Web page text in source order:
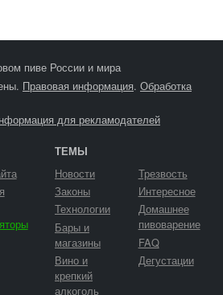
пиве России и мира
Правовая информация. Обработка
для рекламодателей
ТЕМЫ
Новости
Законы
Технологии
Бары и
магазины
Вино и
крепкий
алкоголь
Трезвость
Интересное
Домашнее
пивоварение
FAQ
Дегустации